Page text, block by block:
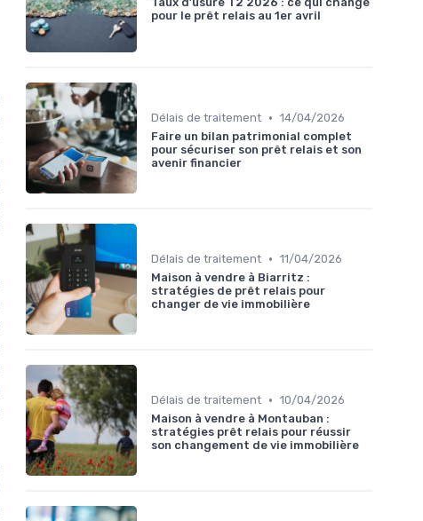
pour le prêt relais au 1er avril
Délais de traitement • 14/04/2026
Faire un bilan patrimonial complet
pour sécuriser son prêt relais et son
avenir financier
Délais de traitement • 11/04/2026
Maison à vendre à Biarritz :
stratégies de prêt relais pour
changer de vie immobilière
Délais de traitement • 10/04/2026
Maison à vendre à Montauban :
stratégies prêt relais pour réussir
son changement de vie immobilière